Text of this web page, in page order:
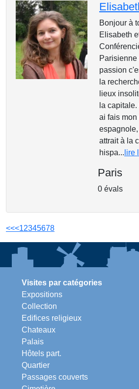
Bonjour à
Elisabeth
Parisienne
passion
la
lieux
la
ai fais mon
attrait à la
hispa... lire
Paris
0 évals
<<<12345678
Visites par catégories
Expositions
Collection
Edifices religieux
Chateaux
Palais
Hôtels part.
Quartier
Passages couverts